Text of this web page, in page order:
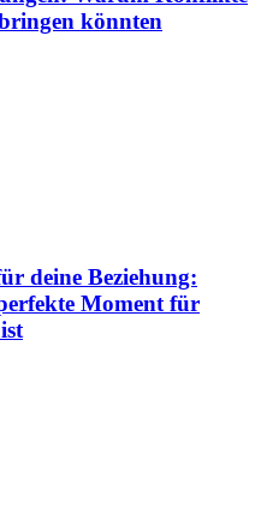
könnten
deine Beziehung:
Moment für